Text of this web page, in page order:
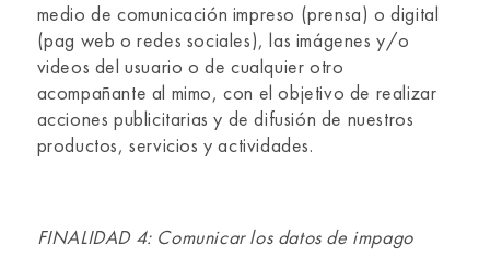
medio de comunicación impreso (prensa) o digital
(pag web o redes sociales), las imágenes y/o
videos del usuario o de cualquier otro
acompañante al mimo, con el objetivo de realizar
acciones publicitarias y de difusión de nuestros
productos, servicios y actividades.
FINALIDAD 4: Comunicar los datos de impago